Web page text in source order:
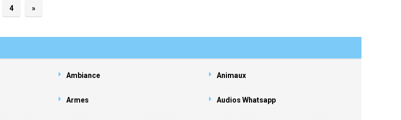
4 »
Ambiance Animaux
Armes Audios Whatsapp